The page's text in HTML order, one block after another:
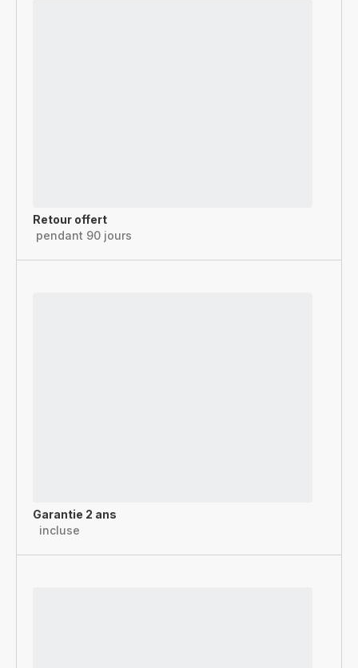
Retour offert
pendant 90 jours
Garantie 2 ans
incluse